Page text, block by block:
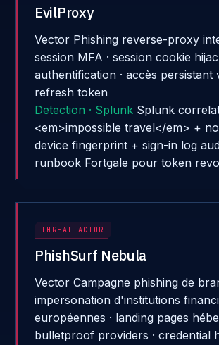
EvilProxy
Vector Phishing reverse-proxy
session MFA · session cookie
authentification · accès persistant
refresh token
Detection · Splunk Splunk
<em>impossible travel</em> +
device fingerprint + sign-in log
runbook Fortgale pour token
THREAT ACTOR
PhishSurf Nebula
Vector Campagne phishing de
impersonation d'institutions
européennes · landing pages
bulletproof providers · credential